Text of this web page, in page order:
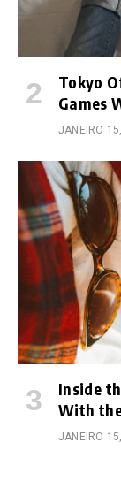
Tokyo
Games
JANEIRO
Inside
With
JANEIRO